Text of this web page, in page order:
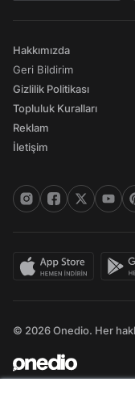
Hakkımızda
Geri Bildirim
Gizlilik Politikası
Topluluk Kuralları
Reklam
İletişim
© 2026 Onedio. Her